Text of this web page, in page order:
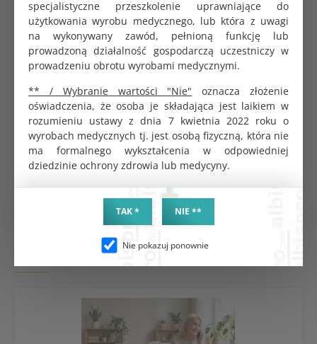
specjalistyczne przeszkolenie uprawniające do
użytkowania wyrobu medycznego, lub która z uwagi
na wykonywany zawód, pełnioną funkcję lub
prowadzoną działalność gospodarczą uczestniczy w
prowadzeniu obrotu wyrobami medycznymi.
** / Wybranie wartości "Nie" oznacza złożenie
oświadczenia, że osoba je składająca jest laikiem w
rozumieniu ustawy z dnia 7 kwietnia 2022 roku o
wyrobach medycznych tj. jest osobą fizyczną, która nie
ma formalnego wykształcenia w odpowiedniej
dziedzinie ochrony zdrowia lub medycyny.
TAK * NIE **
Nie pokazuj ponownie
Tampon Libre nietrzymanie
moczu podpierający rozmiar 2
KOD PRODUKTU:
G1116
BRUTTO
NETTO
13.14 zł
DO KOSZYKA
Pessar pierścieniowy Albis
76mm
KOD PRODUKTU:
G0552
BRUTTO
NETTO
126.67 zł
DO KOSZYKA
Propaguj tę wiedzę – możesz pomóc wielu